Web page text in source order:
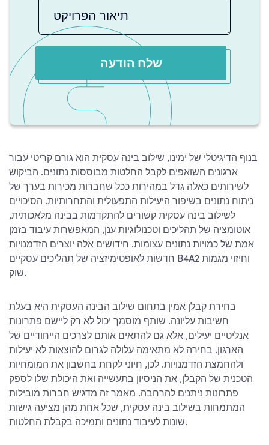
שלח הודעה
בנוף הדיגיטלי של ימינו, שילוב בינה עסקית הוא גורם קריטי עבור
ארגונים השואפים לקבל החלטות מבוססות נתונים. הביקוש
לשירותים כאלה גדל במהירות ככל שחברות מכירות בערך של
ניתוח נתונים בשיפור היעילות התפעולית והתחרותיות. הסיכויים
לשילוב בינה עסקית קשורים להתקדמות בבינה מלאכותית,
אוטומציה של תהליכים וטכנולוגיות ענן, המאפשרות עיבוד בזמן
אמת של כמויות נתונים עצומות. חידושים אלה יוצרים הזדמנויות
חדשות לאופטימיזציה של תהליכים עסקיים B4A2 וחיזוי מגמות
שוק.
בחירת קבלן אמין בתחום שילוב הבינה העסקית היא בעלת
חשיבות עליונה. שותף מוסמך יכול לא רק ליישם פתרונות
אנליטיים יעילים, אלא גם להתאים אותם לצרכים הייחודיים של
הארגון. בחירה לא מתאימה עלולה לגרום להוצאות לא יעילות
ולהחמצת הזדמנויות. לכן, חיוני לקחת בחשבון את המומחיות
הטכנית של הקבלן, את הניסיון בתעשייה ואת היכולת שלו לספק
פתרונות ניתנים להרחבה. מאמר זה מדגיש חברות מובילות
המתמחות בשילוב בינה עסקית, שכל אחת מהן מציעה גישות
שונות לעיבוד נתונים ותמיכה בקבלת החלטות.